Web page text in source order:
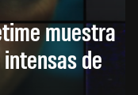
muestra
de